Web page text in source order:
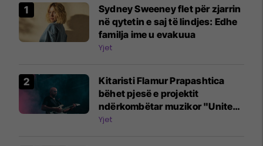
Sydney Sweeney flet për zjarrin
në qytetin e saj të lindjes: Edhe
familja ime u evakuua
Yjet
Kitaristi Flamur Prapashtica
bëhet pjesë e projektit
ndërkombëtar muzikor "United
Song"
Yjet